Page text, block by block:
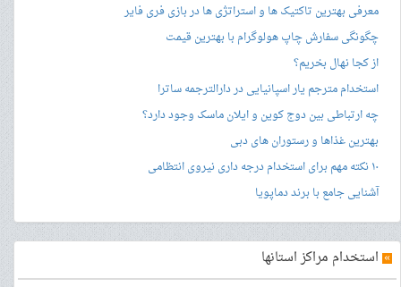
معرفی بهترین تاکتیک ها و استراتژی ها در بازی فری فایر
چگونگی سفارش چاپ هولوگرام با بهترین قیمت
از کجا نهال بخریم؟
استخدام مترجم یار اسپانیایی در دارالترجمه ساترا
چه ارتباطی بین دوج کوین و ایلان ماسک وجود دارد؟
بهترین غذاها و رستوران های دبی
۱۰ نکته مهم برای استخدام درجه داری نیروی انتظامی
آشنایی جامع با برند دماپویا
» استخدام مراکز استانها